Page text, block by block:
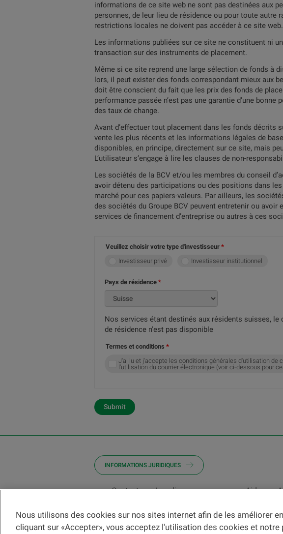
informations de ce site web ne sont pas destinées aux
personnes, de leur lieu de résidence ou pour toute
restrictions locales ne doivent pas accéder à ce site web.
Les informations publiées sur ce site ne constituent ni
transaction sur des instruments de placement.
Même si ce site reprend une large sélection de fonds à
lors, il peut exister des fonds correspondant mieux aux
doit être conscient du fait que les prix des fonds de
performance passée n’est pas une garantie d’une
des taux de change.
Avant d’effectuer tout placement dans les fonds décrits
vente les plus récents et les informations légales de
disponibles, en principe, directement sur ce site, mais
L’utilisateur s’engage à lire les clauses de non-
Les sociétés de la BCV et/ou les membres du conseil
avoir détenu des participations ou des positions dans
marché pour ces papiers-valeurs. Par ailleurs, les
des sociétés du Groupe BCV peuvent entretenir ou
services de financement d’entreprise ou autres à ces
Veuillez choisir votre type d'investisseur
Investisseur privé
Investisseur institutionnel
Pays de résidence
Nos services étant destinés aux résidents suisses, le
de résidence n'est pas disponible
Termes et conditions
J'ai lu et j'accepte les conditions générales d'utilisation de
l'utilisation du courrier électronique (voir ci-dessous pour
Submit
INFORMATIONS JURIDIQUES
Contact Localiser une agence Aide
Veuillez préalablement prendre connaissance des onditions
Les informations et/ou documents en lien avec des instruments
Nous utilisons des cookies sur nos sites internet afin de les améliorer
cliquant sur «Accepter», vous acceptez l'utilisation des cookies et